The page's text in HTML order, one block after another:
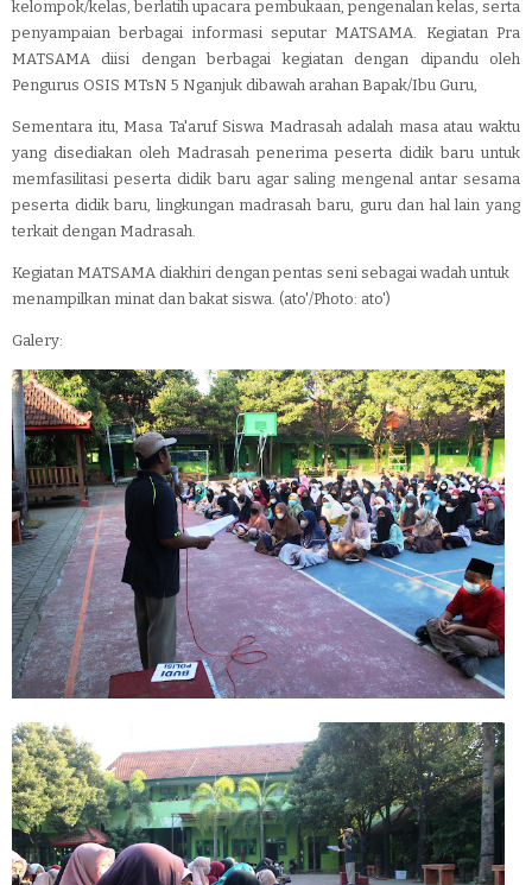
kelompok/kelas, berlatih upacara pembukaan, pengenalan kelas, serta
penyampaian berbagai informasi seputar MATSAMA. Kegiatan Pra
MATSAMA diisi dengan berbagai kegiatan dengan dipandu oleh
Pengurus OSIS MTsN 5 Nganjuk dibawah arahan Bapak/Ibu Guru,
Sementara itu, Masa Ta'aruf Siswa Madrasah adalah masa atau waktu
yang disediakan oleh Madrasah penerima peserta didik baru untuk
memfasilitasi peserta didik baru agar saling mengenal antar sesama
peserta didik baru, lingkungan madrasah baru, guru dan hal lain yang
terkait dengan Madrasah.
Kegiatan MATSAMA diakhiri dengan pentas seni sebagai wadah untuk
menampilkan minat dan bakat siswa. (ato'/Photo: ato')
Galery: